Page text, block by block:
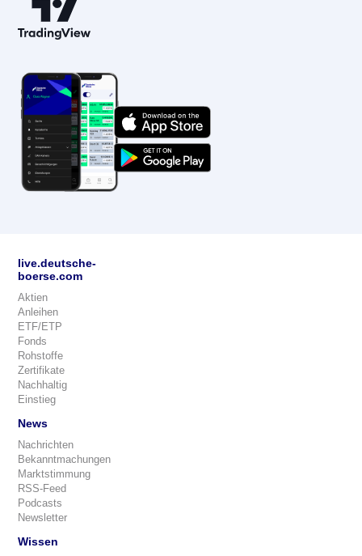
live.deutsche-
boerse.com
Aktien
Anleihen
ETF/ETP
Fonds
Rohstoffe
Zertifikate
Nachhaltig
Einstieg
News
Nachrichten
Bekanntmachungen
Marktstimmung
RSS-Feed
Podcasts
Newsletter
Wissen